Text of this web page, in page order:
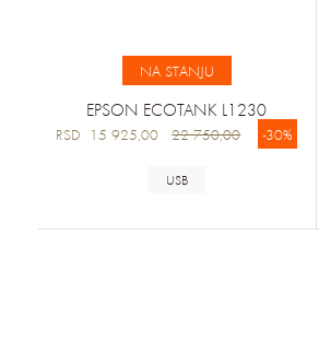
NA STANJU
EPSON ECOTANK L1230
RSD 15 925,0022 750,00 -30%
USB